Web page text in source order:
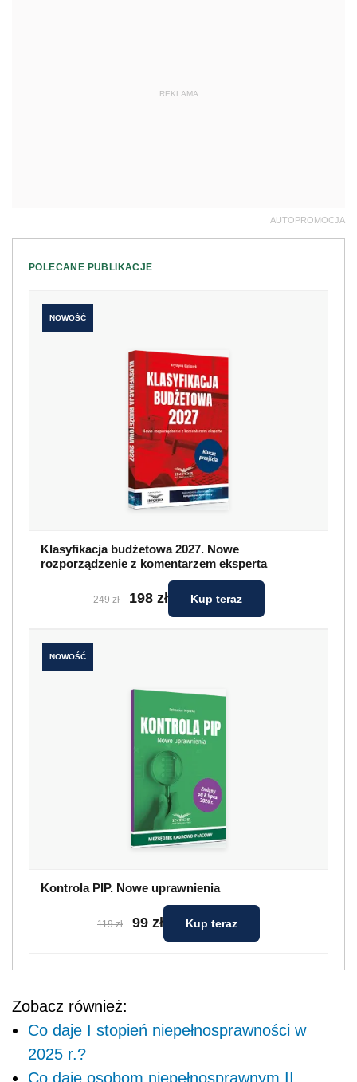
REKLAMA
AUTOPROMOCJA
POLECANE PUBLIKACJE
NOWOŚĆ
Klasyfikacja budżetowa 2027. Nowe
rozporządzenie z komentarzem eksperta
249 zł 198 zł Kup teraz
NOWOŚĆ
Kontrola PIP. Nowe uprawnienia
119 zł 99 zł Kup teraz
Zobacz również:
Co daje I stopień niepełnosprawności w
2025 r.?
Co daje osobom niepełnosprawnym II